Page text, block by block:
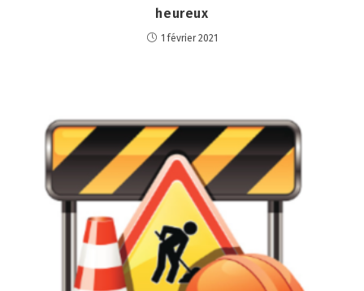
heureux
1 février 2021